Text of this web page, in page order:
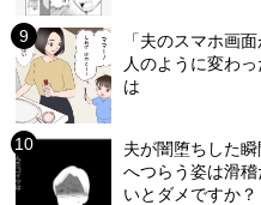
「夫のスマホ画
人のように変わ
は
夫が闇堕ちした
へつらう姿は滑
いとダメですか？